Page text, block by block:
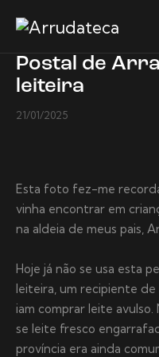
Postal de
leiteira
21/01/2025
Esta foto fez-me
vinha encontrar em
na aldeia de meus pais,
Hoje já não se usa esta
leiteira, um recipiente de
iam comprar leite
se leite fresco
província era ainda